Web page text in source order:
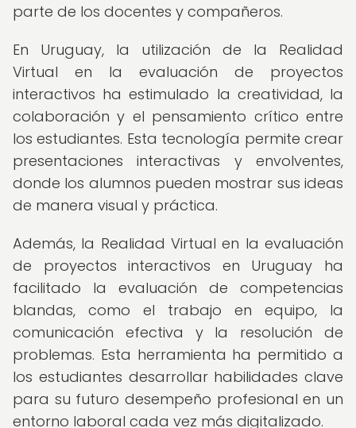
parte de los docentes y compañeros.
En Uruguay, la utilización de la Realidad
Virtual en la evaluación de proyectos
interactivos ha estimulado la creatividad, la
colaboración y el pensamiento crítico entre
los estudiantes. Esta tecnología permite crear
presentaciones interactivas y envolventes,
donde los alumnos pueden mostrar sus ideas
de manera visual y práctica.
Además, la Realidad Virtual en la evaluación
de proyectos interactivos en Uruguay ha
facilitado la evaluación de competencias
blandas, como el trabajo en equipo, la
comunicación efectiva y la resolución de
problemas. Esta herramienta ha permitido a
los estudiantes desarrollar habilidades clave
para su futuro desempeño profesional en un
entorno laboral cada vez más digitalizado.